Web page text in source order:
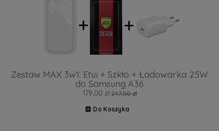
Zestaw MAX 3w1: Etui + Szkło + Ładowarka 25W
do Samsung A36
179,00 zł 247,00 zł
Do Koszyka